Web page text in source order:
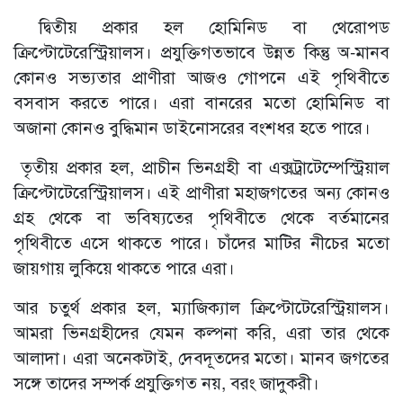
দ্বিতীয় প্রকার হল হোমিনিড বা থেরোপড
ক্রিপ্টোটেরেস্ট্রিয়ালস। প্রযুক্তিগতভাবে উন্নত কিন্তু অ-মানব
কোনও সভ্যতার প্রাণীরা আজও গোপনে এই পৃথিবীতে
বসবাস করতে পারে। এরা বানরের মতো হোমিনিড বা
অজানা কোনও বুদ্ধিমান ডাইনোসরের বংশধর হতে পারে।
তৃতীয় প্রকার হল, প্রাচীন ভিনগ্রহী বা এক্সট্রাটেম্পেস্ট্রিয়াল
ক্রিপ্টোটেরেস্ট্রিয়ালস। এই প্রাণীরা মহাজগতের অন্য কোনও
গ্রহ থেকে বা ভবিষ্যতের পৃথিবীতে থেকে বর্তমানের
পৃথিবীতে এসে থাকতে পারে। চাঁদের মাটির নীচের মতো
জায়গায় লুকিয়ে থাকতে পারে এরা।
আর চতুর্থ প্রকার হল, ম্যাজিক্যাল ক্রিপ্টোটেরেস্ট্রিয়ালস।
আমরা ভিনগ্রহীদের যেমন কল্পনা করি, এরা তার থেকে
আলাদা। এরা অনেকটাই, দেবদূতদের মতো। মানব জগতের
সঙ্গে তাদের সম্পর্ক প্রযুক্তিগত নয়, বরং জাদুকরী।